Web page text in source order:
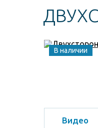
В наличии
Видео